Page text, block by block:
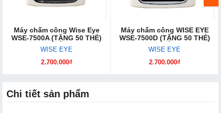
Máy chấm công Wise Eye
WSE-7500A (TẶNG 50 THẺ)
WISE EYE
2.700.000₫
Máy chấm công WISE EYE
WSE-7500D (TẶNG 50 THẺ)
WISE EYE
2.700.000₫
Chi tiết sản phẩm